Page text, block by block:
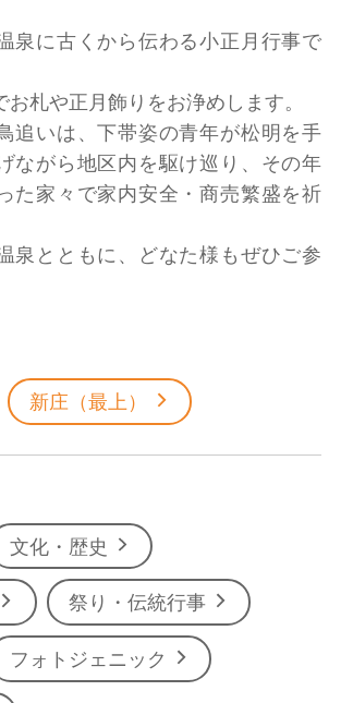
泉に古くから伝わる小正月行事で
お札や正月飾りをお浄めします。
追いは、下帯姿の青年が松明を手
ながら地区内を駆け巡り、その年
た家々で家内安全・商売繁盛を祈
泉とともに、どなた様もぜひご参
新庄（最上）
文化・歴史
祭り・伝統行事
フォトジェニック